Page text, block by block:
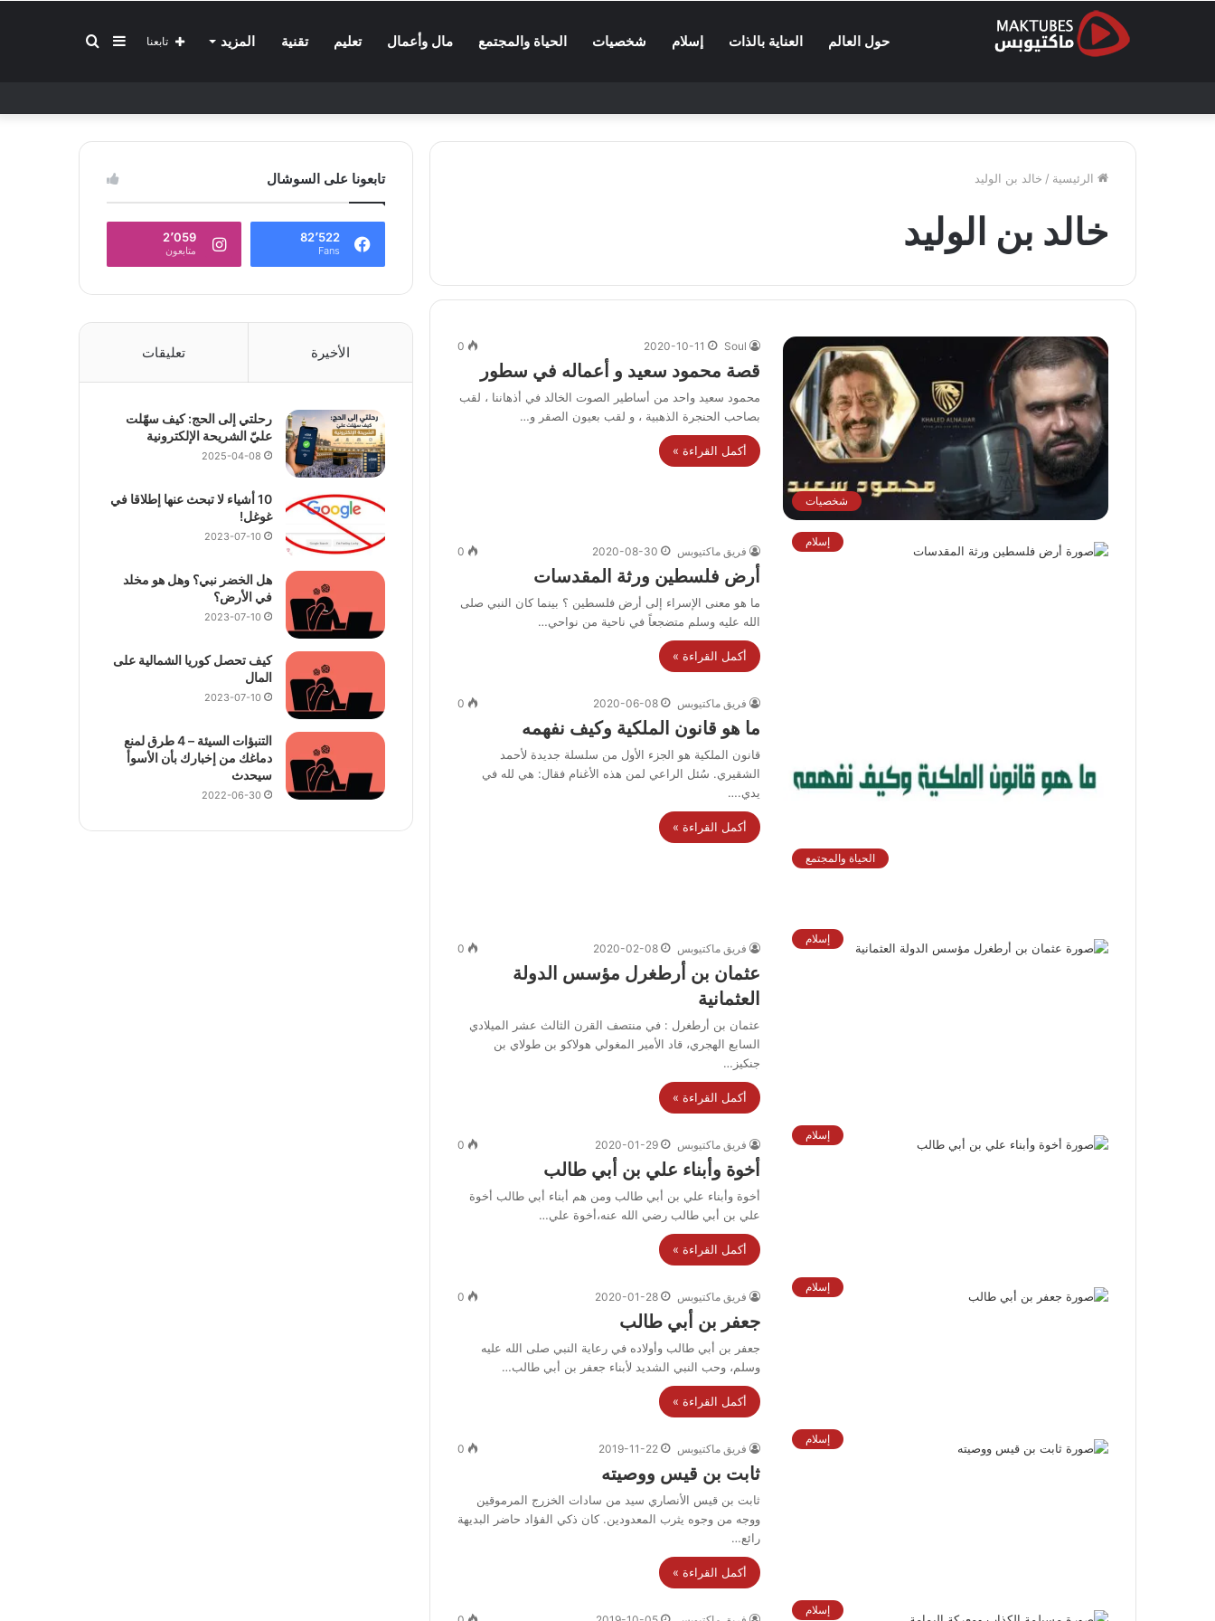
حول العالم العناية بالذات إسلام شخصيات الحياة والمجتمع مال وأعمال تعليم تقنية المزيد بحثإضافة
جانبي
تابعنا
الرئيسية / خالد بن الوليد
خالد بن الوليد
شخصيات
Soul
2020-10-11
0
قصة محمود سعيد و أعماله في سطور
محمود سعيد واحد من أساطير الصوت الخالد في أذهاننا ، لقب
بصاحب الحنجرة الذهبية ، و لقب بعيون الصقر و…
أكمل القراءة »
إسلام
فريق ماكتيوبس 2020-08-30
0
أرض فلسطين ورثة المقدسات
ما هو معنى الإسراء إلى أرض فلسطين ؟ بينما كان النبي صلى
الله عليه وسلم متضجعاً في ناحية من نواحي…
أكمل القراءة »
الحياة والمجتمع
فريق ماكتيوبس 2020-06-08
0
ما هو قانون الملكية وكيف نفهمه
قانون الملكية هو الجزء الأول من سلسلة جديدة لأحمد
الشقيري. سُئل الراعي لمن هذه الأغنام فقال: هي لله في
يدي.…
أكمل القراءة »
إسلام
فريق ماكتيوبس 2020-02-08
0
عثمان بن أرطغرل مؤسس الدولة
العثمانية
عثمان بن أرطغرل : في منتصف القرن الثالث عشر الميلادي
السابع الهجري، قاد الأمير المغولي هولاكو بن طولاي بن
جنكيز…
أكمل القراءة »
إسلام
فريق ماكتيوبس 2020-01-29
0
أخوة وأبناء علي بن أبي طالب
أخوة وأبناء علي بن أبي طالب ومن هم أبناء أبي طالب أخوة
علي بن أبي طالب رضي الله عنه،أخوة علي…
أكمل القراءة »
إسلام
فريق ماكتيوبس 2020-01-28
0
جعفر بن أبي طالب
جعفر بن أبي طالب وأولاده في رعاية النبي صلى الله عليه
وسلم، وحب النبي الشديد لأبناء جعفر بن أبي طالب…
أكمل القراءة »
إسلام
فريق ماكتيوبس 2019-11-22
0
ثابت بن قيس ووصيته
ثابت بن قيس الأنصاري سيد من سادات الخزرج المرموقين
ووجه من وجوه يثرب المعدودين. كان ذكي الفؤاد حاضر البديهة
رائع…
أكمل القراءة »
إسلام
تابعونا على السوشال
82٬522
Fans
2٬059
متابعون
الأخيرة تعليقات
رحلتي إلى الحج: كيف سهّلت
عليّ الشريحة الإلكترونية
2025-04-08
10 أشياء لا تبحث عنها إطلاقا في
غوغل!
2023-07-10
هل الخضر نبي؟ وهل هو مخلد
في الأرض؟
2023-07-10
كيف تحصل كوريا الشمالية على
المال
2023-07-10
التنبؤات السيئة – 4 طرق لمنع
دماغك من إخبارك بأن الأسوأ
سيحدث
2022-06-30